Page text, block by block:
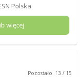
Polska.
więcej
Pozostało: 13 / 15